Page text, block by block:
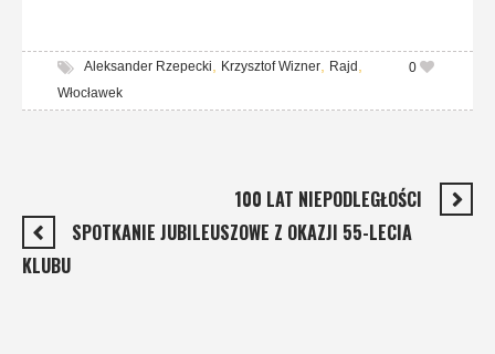
0
Aleksander Rzepecki, Krzysztof Wizner, Rajd ,
Włocławek
100 LAT NIEPODLEGŁOŚCI
SPOTKANIE JUBILEUSZOWE Z OKAZJI 55-LECIA
KLUBU